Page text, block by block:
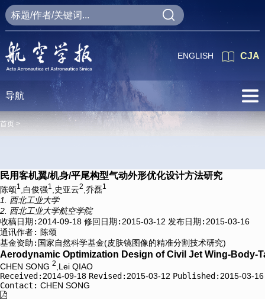
CJA
ENGLISH
导航
首页 >
民用客机翼/机身/平尾构型气动外形优化设计方法研究
陈颂1 ,白俊强1 ,史亚云2 ,乔磊1
1. 西北工业大学
2. 西北工业大学航空学院
收稿日期: 2014-09-18 修回日期: 2015-03-12 发布日期: 2015-03-16
通讯作者: 陈颂
基金资助: 国家自然科学基金(皮肤镜图像的精准分割技术研究)
Aerodynamic Optimization Design of Civil Jet Wing-Body-
CHEN SONG 2,Lei QIAO
Received:2014-09-18 Revised:2015-03-12 Published:2015-03-16
Contact: CHEN SONG